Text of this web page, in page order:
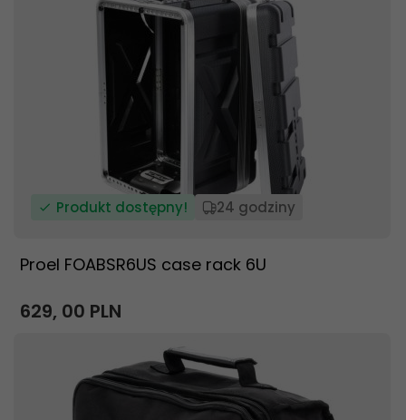
Produkt dostępny! 24 godziny
Proel FOABSR6US case rack 6U
629, 00 PLN